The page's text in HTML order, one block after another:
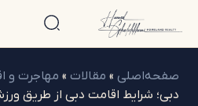
»مقالات » مهاجرت و اقامت»
اقامت دبی از طریق ورزش در سال